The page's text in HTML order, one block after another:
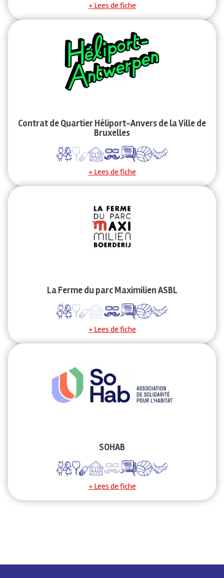
Lees de fiche
Contrat de Quartier Héliport-Anvers de la Ville de
Bruxelles
Lees de fiche
La Ferme du parc Maximilien ASBL
Lees de fiche
SOHAB
Lees de fiche